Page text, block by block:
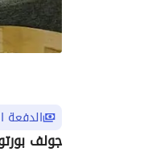
الدفعة
جولف